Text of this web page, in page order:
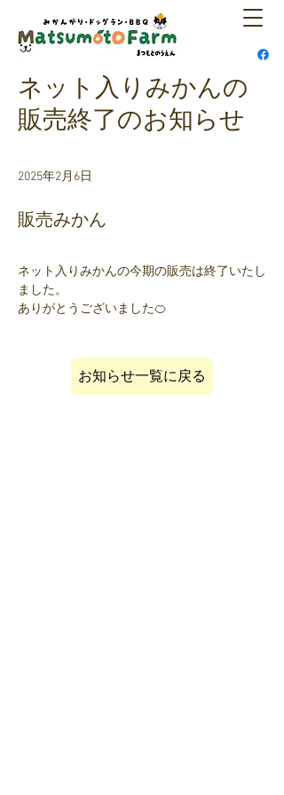
ネット入りみかんの
販売終了のお知らせ
2025年2月6日
販売みかん
ネット入りみかんの今期の販売は終了いたし
ました。
ありがとうございました🍊
お知らせ一覧に戻る